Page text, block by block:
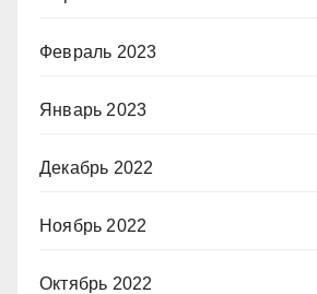
Февраль 2023
Январь 2023
Декабрь 2022
Ноябрь 2022
Октябрь 2022